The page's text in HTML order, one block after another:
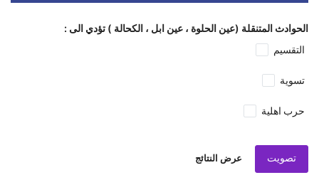
الحوادث المتنقلة (عين الحلوة ، عين ابل ، الكحالة ) تؤدي الى :
التقسيم
تسوية
حرب اهلية
تصويت عرض النتائج